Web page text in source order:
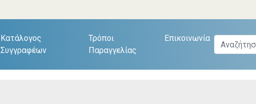
Κατάλογος
Συγγραφέων
Τρόποι
Παραγγελίας
Επικοινωνία